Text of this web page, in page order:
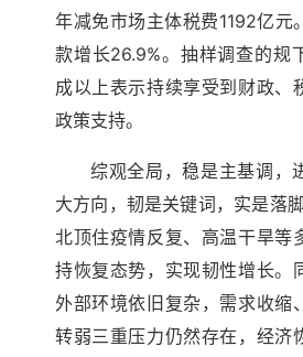
年减免市场主体税费1192亿元
款增长26.9%。抽样调查的规
成以上表示持续享受到财政、
政策支持。
综观全局，稳是主基调，
大方向，韧是关键词，实是落
北顶住疫情反复、高温干旱等
持恢复态势，实现韧性增长。
外部环境依旧复杂，需求收缩
转弱三重压力仍然存在，经济